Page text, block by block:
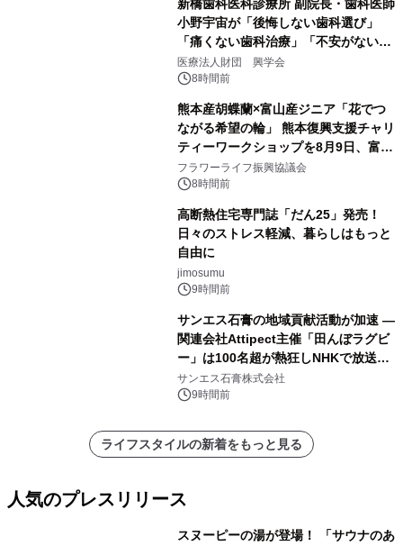
新橋歯科医科診療所 副院長・歯科医師
小野宇宙が「後悔しない歯科選び」
「痛くない歯科治療」「不安がない治
療計画」をテーマに専門監修
医療法人財団 興学会
8時間前
熊本産胡蝶蘭×富山産ジニア「花でつ
ながる希望の輪」 熊本復興支援チャリ
ティーワークショップを8月9日、富
山・射水で開催
フラワーライフ振興協議会
8時間前
高断熱住宅専門誌「だん25」発売！
日々のストレス軽減、暮らしはもっと
自由に
jimosumu
9時間前
サンエス石膏の地域貢献活動が加速 ―
関連会社Attipect主催「田んぼラグビ
ー」は100名超が熱狂しNHKで放送さ
れました。
サンエス石膏株式会社
9時間前
ライフスタイルの新着をもっと見る
人気のプレスリリース
スヌーピーの湯が登場！ 「サウナのあ